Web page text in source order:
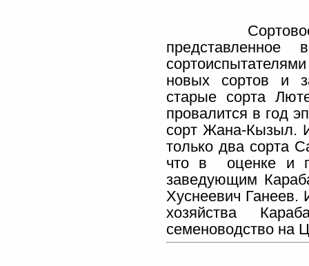
Сортовое
новых сортов и
старые сорта
провалится в год
сорт Жана-Кызыл.
только два сорта
что в оценке и
заведующим
Хуснеевич Ганеев.
хозяйства
семеноводство на